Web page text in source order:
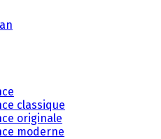
classique
originale
moderne